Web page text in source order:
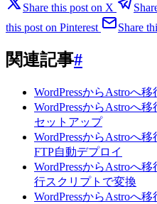
Share this post on X
this post on Pinterest
Share
関連記事#
WordPressからAstroへ
WordPressからAstroへ
セットアップ
WordPressからAstroへ
FTP自動デプロイ
WordPressからAstroへ
行スクリプトで変換
WordPressからAstroへ